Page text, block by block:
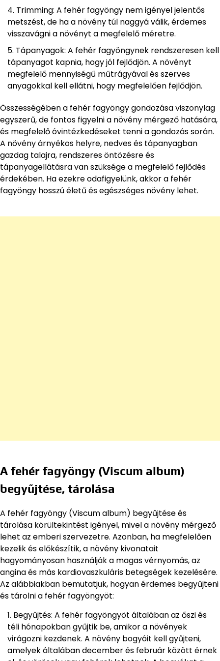
Trimming: A fehér fagyöngy nem igényel jelentős
metszést, de ha a növény túl naggyá válik, érdemes
visszavágni a növényt a megfelelő méretre.
Tápanyagok: A fehér fagyöngynek rendszeresen kell
tápanyagot kapnia, hogy jól fejlődjön. A növényt
megfelelő mennyiségű műtrágyával és szerves
anyagokkal kell ellátni, hogy megfelelően fejlődjön.
Összességében a fehér fagyöngy gondozása viszonylag
egyszerű, de fontos figyelni a növény mérgező hatására,
és megfelelő óvintézkedéseket tenni a gondozás során.
A növény árnyékos helyre, nedves és tápanyagban
gazdag talajra, rendszeres öntözésre és
tápanyagellátásra van szüksége a megfelelő fejlődés
érdekében. Ha ezekre odafigyelünk, akkor a fehér
fagyöngy hosszú életű és egészséges növény lehet.
A fehér fagyöngy (Viscum album)
begyűjtése, tárolása
A fehér fagyöngy (Viscum album) begyűjtése és
tárolása körültekintést igényel, mivel a növény mérgező
lehet az emberi szervezetre. Azonban, ha megfelelően
kezelik és előkészítik, a növény kivonatait
hagyományosan használják a magas vérnyomás, az
angina és más kardiovaszkuláris betegségek kezelésére.
Az alábbiakban bemutatjuk, hogyan érdemes begyűjteni
és tárolni a fehér fagyöngyöt:
Begyűjtés: A fehér fagyöngyöt általában az őszi és
téli hónapokban gyűjtik be, amikor a növények
virágozni kezdenek. A növény bogyóit kell gyűjteni,
amelyek általában december és február között érnek